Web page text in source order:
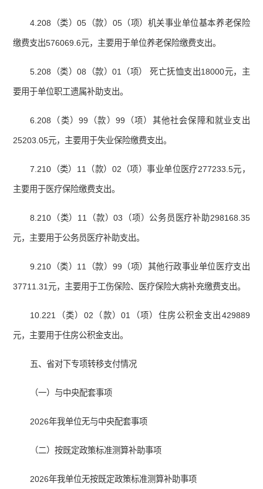
4.208（类）05（款）05（项）机关事业单位基本养老保险
缴费支出576069.6元，主要用于单位养老保险缴费支出。
5.208（类）08（款）01（项） 死亡抚恤支出18000元，主
要用于单位职工遗属补助支出。
6.208（类）99（款）99（项）其他社会保障和就业支出
25203.05元，主要用于失业保险缴费支出。
7.210（类）11（款）02（项）事业单位医疗277233.5元，
主要用于医疗保险缴费支出。
8.210（类）11（款）03（项）公务员医疗补助298168.35
元，主要用于公务员医疗补助支出。
9.210（类）11（款）99（项）其他行政事业单位医疗支出
37711.31元，主要用于工伤保险、医疗保险大病补充缴费支出。
10.221（类）02（款）01（项）住房公积金支出429889
元，主要用于住房公积金支出。
五、省对下专项转移支付情况
（一）与中央配套事项
2026年我单位无与中央配套事项
（二）按既定政策标准测算补助事项
2026年我单位无按既定政策标准测算补助事项